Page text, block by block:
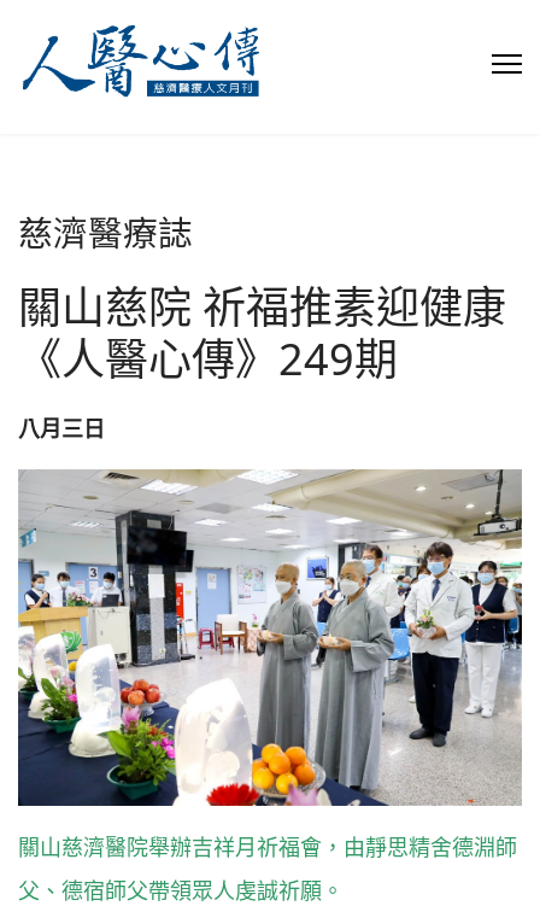
慈濟醫療誌
關山慈院 祈福推素迎健康
《人醫心傳》249期
八月三日
關山慈濟醫院舉辦吉祥月祈福會，由靜思精舍德淵師
父、德宿師父帶領眾人虔誠祈願。